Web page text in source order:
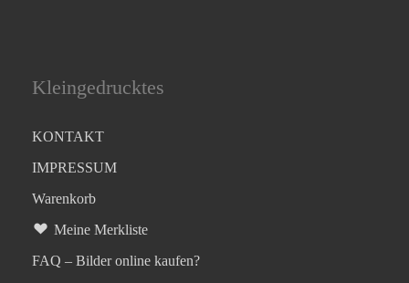
Kleingedrucktes
KONTAKT
IMPRESSUM
Warenkorb
Meine Merkliste
FAQ – Bilder online kaufen?